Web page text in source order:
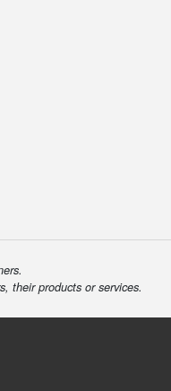
their products or services.